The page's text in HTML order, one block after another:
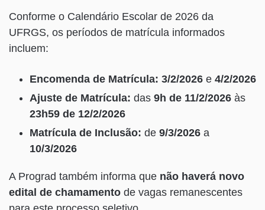
Conforme o Calendário Escolar de 2026 da
UFRGS, os períodos de matrícula informados
incluem:
Encomenda de Matrícula: 3/2/2026 e 4/2/2026
Ajuste de Matrícula: das 9h de 11/2/2026 às
23h59 de 12/2/2026
Matrícula de Inclusão: de 9/3/2026 a
10/3/2026
A Prograd também informa que não haverá novo
edital de chamamento de vagas remanescentes